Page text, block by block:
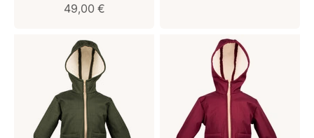
Verkaufspreis
49,00 €